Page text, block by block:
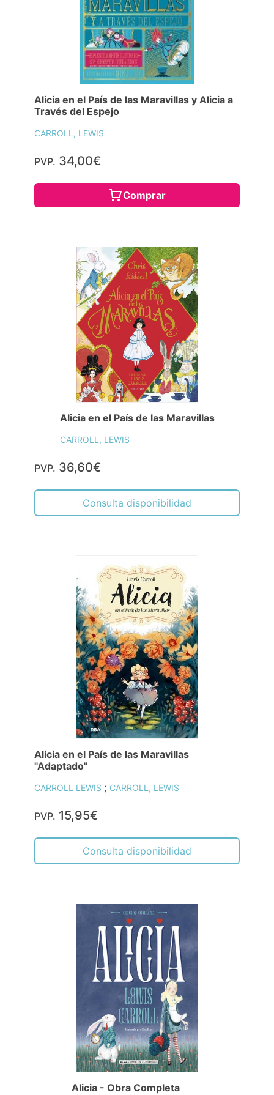
Alicia en el País de las Maravillas y Alicia a
Través del Espejo
CARROLL, LEWIS
PVP. 34,00€
Comprar
Alicia en el País de las Maravillas
CARROLL, LEWIS
PVP. 36,60€
Consulta disponibilidad
Alicia en el País de las Maravillas
"Adaptado"
CARROLL LEWIS ; CARROLL, LEWIS
PVP. 15,95€
Consulta disponibilidad
Alicia - Obra Completa